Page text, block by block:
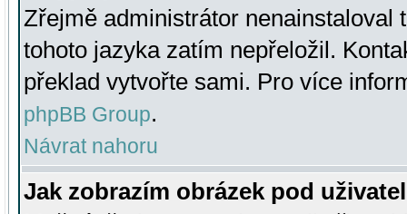
Zřejmě administrátor nenainstaloval
tohoto jazyka zatím nepřeložil.
překlad vytvořte sami. Pro více
phpBB Group.
Návrat nahoru
Jak zobrazím obrázek pod